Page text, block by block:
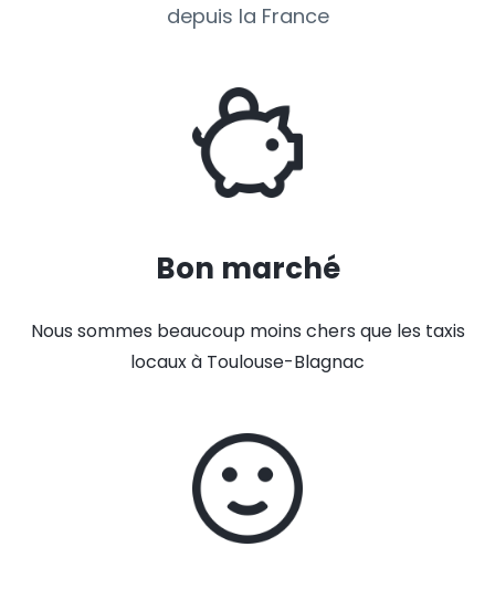
depuis la France
Bon marché
Nous sommes beaucoup moins chers que les taxis
locaux à Toulouse-Blagnac